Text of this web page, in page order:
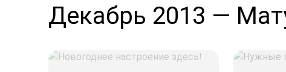
Декабрь 2013 —